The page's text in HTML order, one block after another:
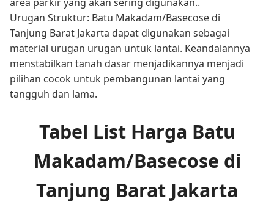
Urugan Struktur: Batu Makadam/Basecose di
Tanjung Barat Jakarta dapat digunakan sebagai
material urugan urugan untuk lantai. Keandalannya
menstabilkan tanah dasar menjadikannya menjadi
pilihan cocok untuk pembangunan lantai yang
tangguh dan lama.
Tabel List Harga Batu
Makadam/Basecose di
Tanjung Barat Jakarta